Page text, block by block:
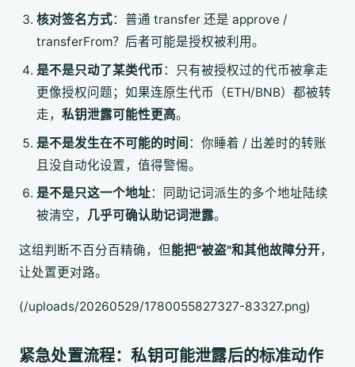
核对签名方式：普通 transfer 还是 approve /
transferFrom？后者可能是授权被利用。
是不是只动了某类代币：只有被授权过的代币被拿走
更像授权问题；如果连原生代币（ETH/BNB）都被转
走， 私钥泄露可能性更高。
是不是发生在不可能的时间 ：你睡着 / 出差时的转账
且没自动化设置，值得警惕。
是不是只这一个地址：同助记词派生的多个地址陆续
被清空， 几乎可确认助记词泄露。
这组判断不百分百精确，但能把"被盗"和其他故障分开，
让处置更对路。
(/uploads/20260529/1780055827327-83327.png)
紧急处置流程：私钥可能泄露后的标准动作